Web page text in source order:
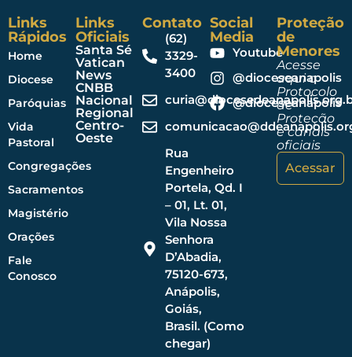
Links
Rápidos
Home
Diocese
Paróquias
Vida
Pastoral
Congregações
Sacramentos
Magistério
Orações
Fale
Conosco
Links
Oficiais
Santa Sé
Vatican
News
CNBB
Nacional
Regional
Centro-
Oeste
Contato
(62)
3329-
3400
Rua
Engenheiro
Portela, Qd. I
– 01, Lt. 01,
Vila Nossa
Senhora
D’Abadia,
75120-673,
Anápolis,
Goiás,
Brasil. (Como
chegar)
Social
Media
Youtube
@dioceseanapolis
@dioceseanapolis
Proteção
de
Menores
Acesse
aqui o
Protocolo
de
Proteção
e canais
oficiais
Acessar